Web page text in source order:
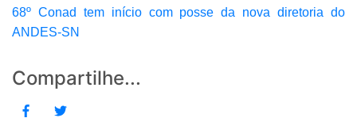
68º Conad tem início com posse da nova diretoria do
ANDES-SN
Compartilhe...